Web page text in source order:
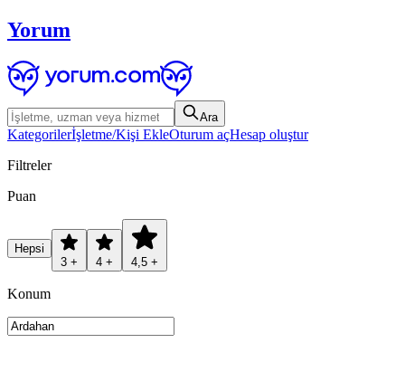
Yorum
Ara
Kategorilerİşletme/Kişi EkleOturum açHesap oluştur
Filtreler
Puan
Hepsi
3 +
4 + 4,5 +
Konum